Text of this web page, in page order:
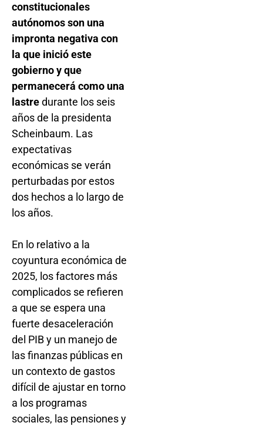
constitucionales
autónomos son una
impronta negativa con
la que inició este
gobierno y que
permanecerá como una
lastredurante los seis
años de la presidenta
Scheinbaum. Las
expectativas
económicas se verán
perturbadas por estos
dos hechos a lo largo de
los años.
En lo relativo a la
coyuntura económica de
2025, los factores más
complicados se refieren
a que se espera una
fuerte desaceleración
del PIB y un manejo de
las finanzas públicas en
un contexto de gastos
difícil de ajustar en torno
a los programas
sociales, las pensiones y